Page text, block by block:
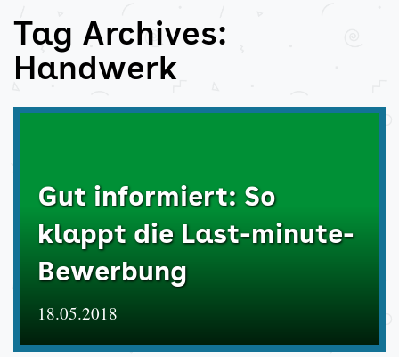
Tag Archives:
Handwerk
Gut informiert: So
klappt die Last-minute-
Bewerbung
18.05.2018